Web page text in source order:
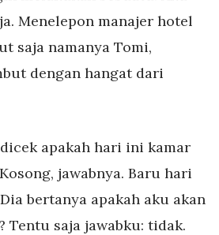
Menelepon manajer hotel
saja namanya Tomi,
dengan hangat dari
apakah hari ini kamar
jawabnya. Baru hari
bertanya apakah aku akan
Tentu saja jawabku: tidak.